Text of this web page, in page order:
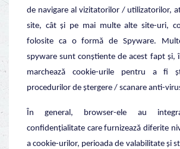
de navigare al vizitatorilor / utilizatorilor,
site, cât și pe mai multe alte site-uri,
folosite ca o formă de Spyware.
spyware sunt conștiente de acest fapt și,
marchează cookie-urile pentru a fi
procedurilor de ștergere / scanare anti-
În general, browser-ele au
confidențialitate care furnizează diferite
a cookie-urilor, perioada de valabilitate și